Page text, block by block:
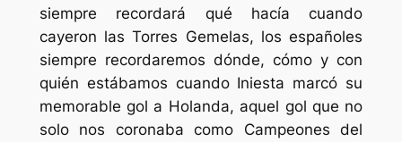
siempre recordará qué hacía cuando
cayeron las Torres Gemelas, los españoles
siempre recordaremos dónde, cómo y con
quién estábamos cuando Iniesta marcó su
memorable gol a Holanda, aquel gol que no
solo nos coronaba como Campeones del